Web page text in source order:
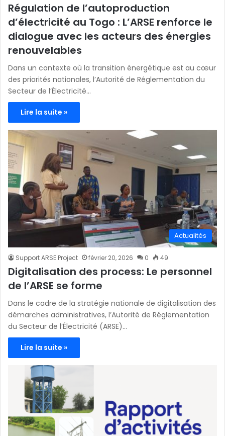
Régulation de l’autoproduction
d’électricité au Togo : L’ARSE renforce le
dialogue avec les acteurs des énergies
renouvelables
Dans un contexte où la transition énergétique est au cœur
des priorités nationales, l’Autorité de Réglementation du
Secteur de l’Électricité…
Lire la suite »
Actualités
Support ARSE Project février 20, 2026 0 49
Digitalisation des process: Le personnel
de l’ARSE se forme
Dans le cadre de la stratégie nationale de digitalisation des
démarches administratives, l’Autorité de Réglementation
du Secteur de l’Électricité (ARSE)…
Lire la suite »